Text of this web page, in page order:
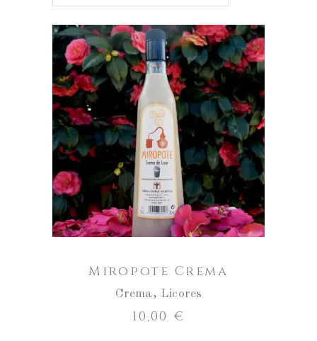
Miropote
Crema
cantidad
AÑADIR AL CARRITO
Miropote Crema
Crema, Licores
10,00 €